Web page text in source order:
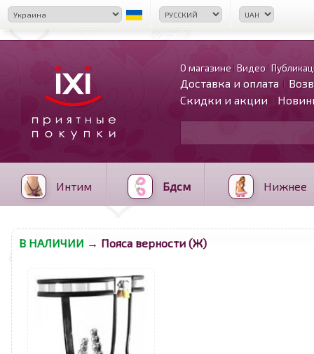
О магазине Видео
Доставка и оплата
Скидки и акции
Интим Бдсм Нижнее
В НАЛИЧИИ → Пояса верности (Ж)